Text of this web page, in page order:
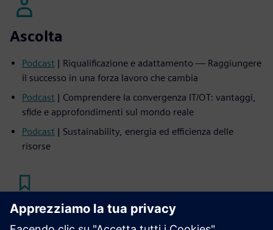
Ascolta
Podcast | Riqualificazione e adattamento — Raggiungere
il successo in una forza lavoro che cambia
Podcast | Comprendere la convergenza IT/OT: vantaggi,
sfide e approfondimenti sul mondo reale
Podcast | Sustainability, energia ed efficienza delle
risorse
Leggi